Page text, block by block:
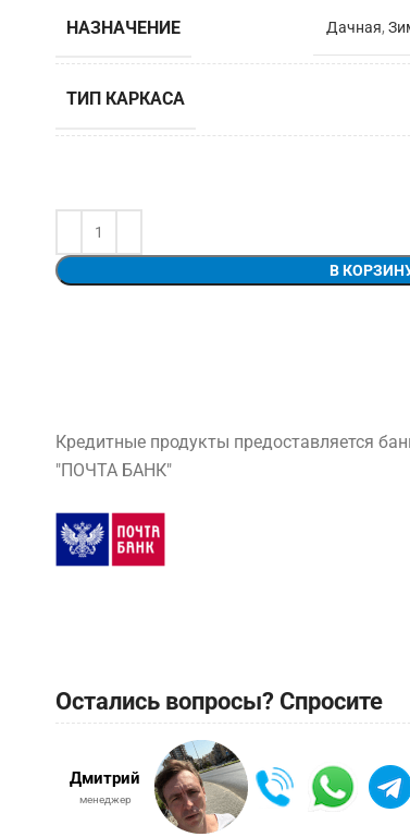
НАЗНАЧЕНИЕ Дачная,
ТИП КАРКАСА
В
Кредитные продукты предоставляется
"ПОЧТА БАНК"
Остались вопросы? Спросите
Дмитрий
менеджер